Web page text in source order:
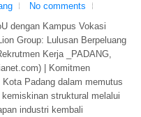
No comments
dengan Kampus Vokasi
Group: Lulusan Berpeluang
Kerja _PADANG,
| Komitmen
Kota Padang dalam memutus
kemiskinan struktural melalui
industri kembali